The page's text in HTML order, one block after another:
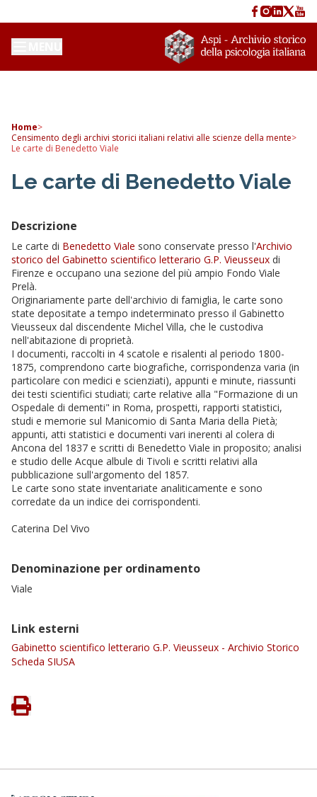
Home>
Censimento degli archivi storici italiani relativi alle scienze della mente>
Le carte di Benedetto Viale
Le carte di Benedetto Viale
Descrizione
Le carte di Benedetto Viale sono conservate presso l'Archivio
storico del Gabinetto scientifico letterario G.P. Vieusseux di
Firenze e occupano una sezione del più ampio Fondo Viale
Prelà.
Originariamente parte dell'archivio di famiglia, le carte sono
state depositate a tempo indeterminato presso il Gabinetto
Vieusseux dal discendente Michel Villa, che le custodiva
nell'abitazione di proprietà.
I documenti, raccolti in 4 scatole e risalenti al periodo 1800-
1875, comprendono carte biografiche, corrispondenza varia (in
particolare con medici e scienziati), appunti e minute, riassunti
dei testi scientifici studiati; carte relative alla "Formazione di un
Ospedale di dementi" in Roma, prospetti, rapporti statistici,
studi e memorie sul Manicomio di Santa Maria della Pietà;
appunti, atti statistici e documenti vari inerenti al colera di
Ancona del 1837 e scritti di Benedetto Viale in proposito; analisi
e studio delle Acque albule di Tivoli e scritti relativi alla
pubblicazione sull'argomento del 1857.
Le carte sono state inventariate analiticamente e sono
corredate da un indice dei corrispondenti.
Caterina Del Vivo
Denominazione per ordinamento
Viale
Link esterni
Gabinetto scientifico letterario G.P. Vieusseux - Archivio Storico
Scheda SIUSA